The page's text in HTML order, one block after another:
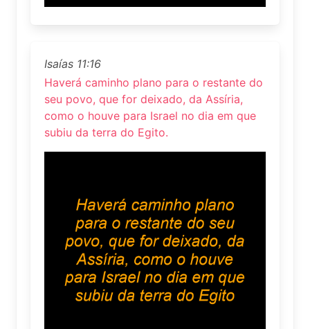
Isaías 11:16
Haverá caminho plano para o restante do
seu povo, que for deixado, da Assíria,
como o houve para Israel no dia em que
subiu da terra do Egito.